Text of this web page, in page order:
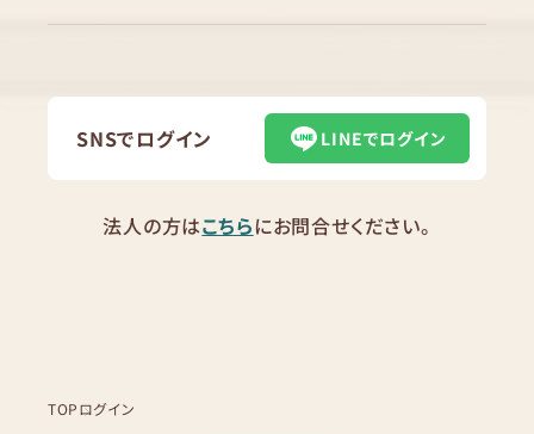
SNSでログイン LINEでログイン
法人の方はこちらにお問合せください。
TOPログイン